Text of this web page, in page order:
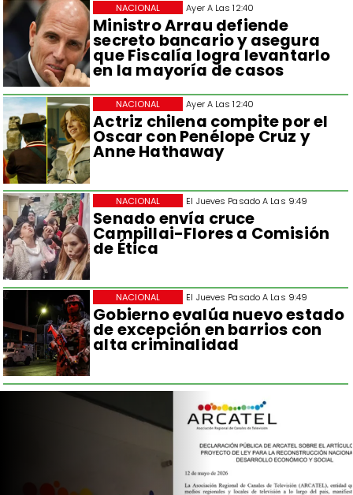
Ayer A Las 12:40
Ministro Arrau defiende
secreto bancario y asegura
que Fiscalía logra levantarlo
en la mayoría de casos
NACIONAL
Ayer A Las 12:40
Actriz chilena compite por el
Oscar con Penélope Cruz y
Anne Hathaway
NACIONAL
El Jueves Pasado A Las 9:49
Senado envía cruce
Campillai-Flores a Comisión
de Ética
NACIONAL
El Jueves Pasado A Las 9:49
Gobierno evalúa nuevo estado
de excepción en barrios con
alta criminalidad
NACIONAL